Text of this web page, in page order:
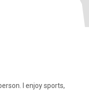
I enjoy sports,